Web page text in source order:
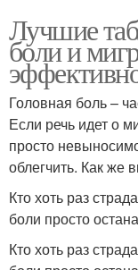
Лучшие
боли и
Головная боль –
Если речь идет о
просто
облегчить. Как же
Кто хоть раз
боли просто
Кто хоть раз